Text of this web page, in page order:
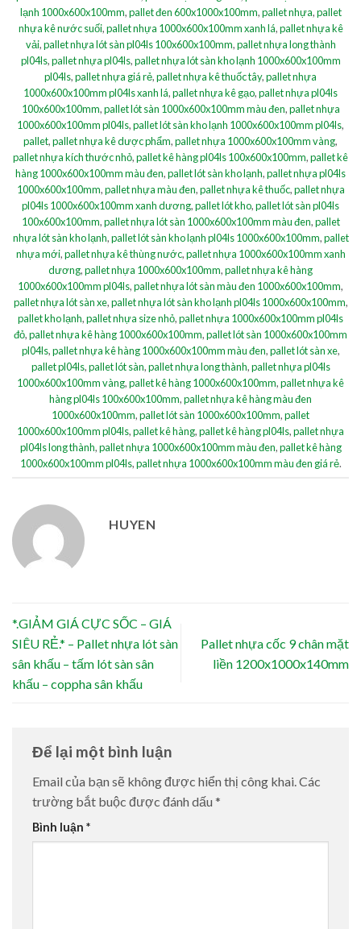
lạnh 1000x600x100mm,pallet đen 600x1000x100mm,pallet nhựa,pallet
nhựa kê nước suối,pallet nhựa 1000x600x100mm xanh lá,pallet nhựa kê
vải,pallet nhựa lót sàn pl04ls 100x600x100mm,pallet nhựa long thành
pl04ls,pallet nhựa pl04ls,pallet nhựa lót sàn kho lạnh 1000x600x100mm
pl04ls,pallet nhựa giá rẻ,pallet nhựa kê thuốc tây,pallet nhựa
1000x600x100mm pl04ls xanh lá,pallet nhựa kê gạo,pallet nhựa pl04ls
100x600x100mm,pallet lót sàn 1000x600x100mm màu đen,pallet nhựa
1000x600x100mm pl04ls,pallet lót sàn kho lạnh 1000x600x100mm pl04ls,
pallet,pallet nhựa kê dược phẩm,pallet nhựa 1000x600x100mm vàng,
pallet nhựa kích thước nhỏ,pallet kê hàng pl04ls 100x600x100mm,pallet kê
hàng 1000x600x100mm màu đen,pallet lót sàn kho lạnh,pallet nhựa pl04ls
1000x600x100mm,pallet nhựa màu đen,pallet nhựa kê thuốc,pallet nhựa
pl04ls 1000x600x100mm xanh dương,pallet lót kho,pallet lót sàn pl04ls
100x600x100mm,pallet nhựa lót sàn 1000x600x100mm màu đen,pallet
nhựa lót sàn kho lạnh,pallet lót sàn kho lạnh pl04ls 1000x600x100mm,pallet
nhựa mới,pallet nhựa kê thùng nước,pallet nhựa 1000x600x100mm xanh
dương,pallet nhựa 1000x600x100mm,pallet nhựa kê hàng
1000x600x100mm pl04ls,pallet nhựa lót sàn màu đen 1000x600x100mm,
pallet nhựa lót sàn xe,pallet nhựa lót sàn kho lạnh pl04ls 1000x600x100mm,
pallet kho lạnh,pallet nhựa size nhỏ,pallet nhựa 1000x600x100mm pl04ls
đỏ,pallet nhựa kê hàng 1000x600x100mm,pallet lót sàn 1000x600x100mm
pl04ls,pallet nhựa kê hàng 1000x600x100mm màu đen,pallet lót sàn xe,
pallet pl04ls,pallet lót sàn,pallet nhựa long thành,pallet nhựa pl04ls
1000x600x100mm vàng,pallet kê hàng 1000x600x100mm,pallet nhựa kê
hàng pl04ls 100x600x100mm,pallet nhựa kê hàng màu đen
1000x600x100mm,pallet lót sàn 1000x600x100mm,pallet
1000x600x100mm pl04ls,pallet kê hàng,pallet kê hàng pl04ls,pallet nhựa
pl04ls long thành,pallet nhựa 1000x600x100mm màu đen,pallet kê hàng
1000x600x100mm pl04ls,pallet nhựa 1000x600x100mm màu đen giá rẻ.
HUYEN
*.GIẢM GIÁ CỰC SỐC – GIÁ
SIÊU RẺ.* – Pallet nhựa lót sàn
sân khấu – tấm lót sàn sân
khấu – coppha sân khấu
Pallet nhựa cốc 9 chân mặt
liền 1200x1000x140mm
Để lại một bình luận
Email của bạn sẽ không được hiển thị công khai.Các
trường bắt buộc được đánh dấu *
Bình luận *